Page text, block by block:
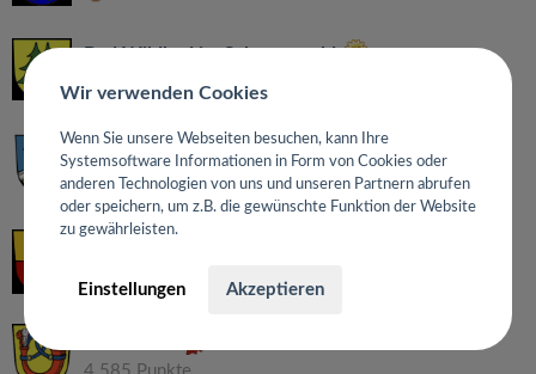
Bad Wildbad im Schwarzwald
5.403 Punkte
Bad Liebenzell
5.261 Punkte
Wir verwenden Cookies
Wenn Sie unsere Webseiten besuchen, kann Ihre
Systemsoftware Informationen in Form von Cookies oder
anderen Technologien von uns und unseren Partnern abrufen
oder speichern, um z.B. die gewünschte Funktion der Website
zu gewährleisten.
Einstellungen Akzeptieren